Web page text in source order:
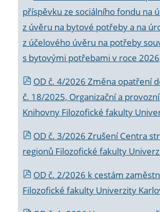
příspěvku ze sociálního fondu na
z úvěru na bytové potřeby a na
z účelového úvěru na potřeby
s bytovými potřebami v roce 2026
OD č. 4/2026 Změna opatření
č. 18/2025, Organizační a
Knihovny Filozofické fakulty
OD č. 3/2026 Zrušení Centra
regionů Filozofické fakulty
OD č. 2/2026 k cestám
Filozofické fakulty Univerzity